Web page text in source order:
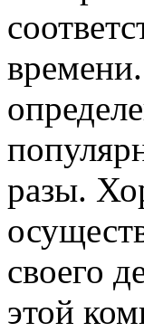
разы.
своего
этой